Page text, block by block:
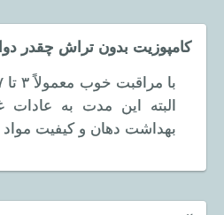
کامپوزیت بدون تراش چقدر
البته این مدت به عادات
بهداشت دهان و کیفیت